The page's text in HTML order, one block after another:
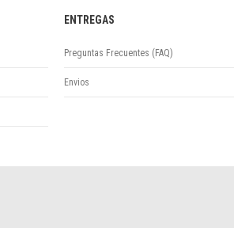
Unidad de Publicaciones del Departamento
ENTREGAS
Preguntas Frecuentes (FAQ)
Envios